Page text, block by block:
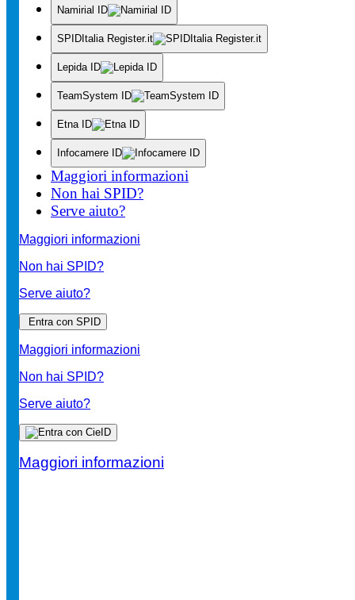
Namirial ID
SPIDItalia Register.it
Lepida ID
TeamSystem ID
Etna ID
Infocamere ID
Maggiori informazioni
Non hai SPID?
Serve aiuto?
Maggiori informazioni
Non hai SPID?
Serve aiuto?
Entra con SPID
Maggiori informazioni
Non hai SPID?
Serve aiuto?
Maggiori informazioni